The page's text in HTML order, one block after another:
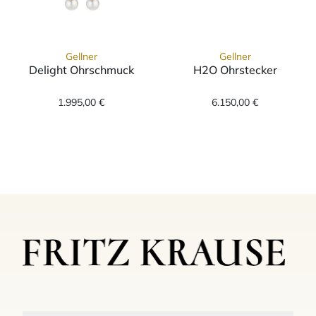
Gellner
Delight Ohrschmuck
1.995,00 €
Gellner
H2O Ohrstecker
6.150,00 €